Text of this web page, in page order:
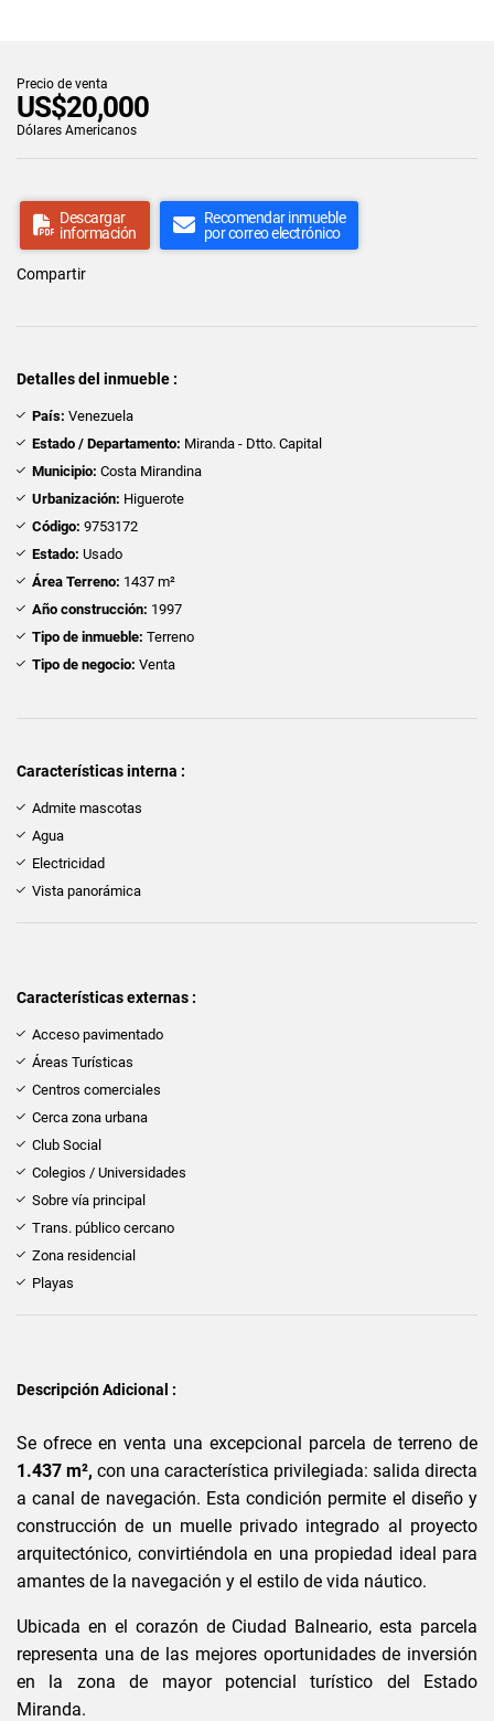
Precio de venta
US$20,000
Dólares Americanos
Descargar
información
Recomendar inmueble
por correo electrónico
Compartir
Detalles del inmueble :
País: Venezuela
Estado / Departamento: Miranda - Dtto. Capital
Municipio: Costa Mirandina
Urbanización: Higuerote
Código: 9753172
Estado: Usado
Área Terreno: 1437 m²
Año construcción: 1997
Tipo de inmueble: Terreno
Tipo de negocio: Venta
Características interna :
Admite mascotas
Agua
Electricidad
Vista panorámica
Características externas :
Acceso pavimentado
Áreas Turísticas
Centros comerciales
Cerca zona urbana
Club Social
Colegios / Universidades
Sobre vía principal
Trans. público cercano
Zona residencial
Playas
Descripción Adicional :
Se ofrece en venta una excepcional parcela de terreno de
1.437 m², con una característica privilegiada: salida directa
a canal de navegación. Esta condición permite el diseño y
construcción de un muelle privado integrado al proyecto
arquitectónico, convirtiéndola en una propiedad ideal para
amantes de la navegación y el estilo de vida náutico.
Ubicada en el corazón de Ciudad Balneario, esta parcela
representa una de las mejores oportunidades de inversión
en la zona de mayor potencial turístico del Estado
Miranda.